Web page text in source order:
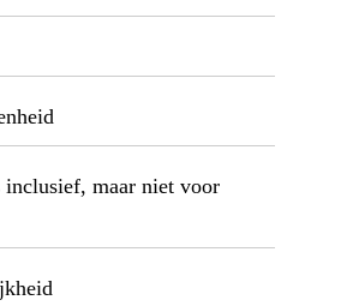
inclusief, maar niet voor